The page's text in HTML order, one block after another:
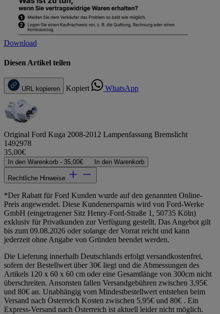
Download
Diesen Artikel teilen
URL kopieren Kopiert WhatsApp
Original Ford Kuga 2008-2012 Lampenfassung Bremslicht
1492978
35,00€
In den Warenkorb - 35,00€ In den Warenkorb
Rechtliche Hinweise
*Der Rabatt für Ford Kunden wurde auf den genannten Online-
Preis angewendet. Diese Kundenersparnis wird von Ford-Werke
GmbH (eingetragener Sitz Henry-Ford-Straße 1, 50735 Köln)
exklusiv für Privatkunden zur Verfügung gestellt. Das Angebot gilt
bis zum 09.08.2026 oder solange der Vorrat reicht und kann
jederzeit ohne Angabe von Gründen beendet werden.
Die Lieferung innerhalb Deutschlands erfolgt versandkostenfrei,
sofern der Bestellwert über 30€ liegt und die Abmessungen des
Artikels 120 x 60 x 60 cm oder eine Gesamtlänge von 300cm nicht
überschreiten. Ansonsten fallen Versandgebühren zwischen 3,95€
und 80€ an. Unabhängig vom Mindestbestellwert entstehen beim
Versand nach Österreich Kosten zwischen 5,95€ und 80€ . Ein
Express-Versand nach Österreich ist aktuell leider nicht möglich.